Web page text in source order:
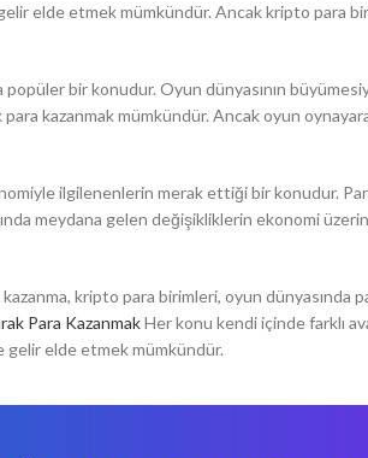
elde etmek mümkündür. Ancak kripto para
bir konudur. Oyun dünyasının
para kazanmak mümkündür. Ancak oyun
ilgilenenlerin merak ettiği bir konudur.
meydana gelen değişikliklerin ekonomi
kripto para birimleri, oyun dünyasında
Para KazanmakHer konu kendi içinde farklı
elde etmek mümkündür.